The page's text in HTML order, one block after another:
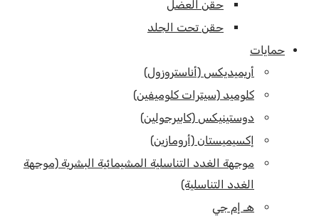
حقن العضل
حقن تحت الجلد
حمايات
أريميديكس (أناستروزول)
كلوميد (سيترات كلوميفين)
دوستينيكس (كابيرجولين)
إكسيميستان (أرومازين)
موجهة الغدد التناسلية المشيمائية البشرية (موجهة
الغدد التناسلية)
هـ إم جي